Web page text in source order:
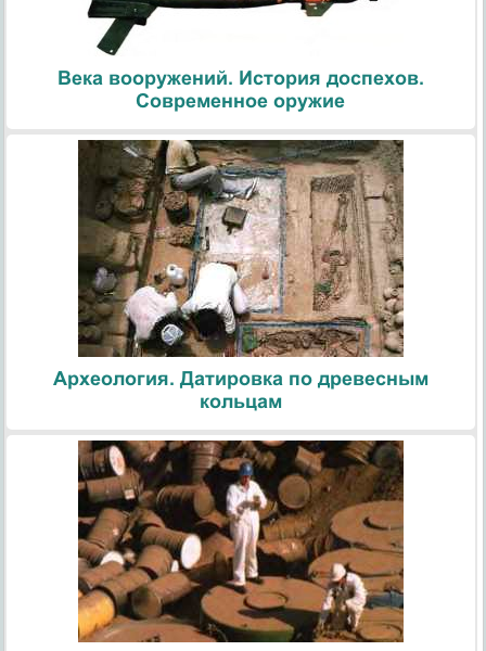
Века вооружений. История доспехов.
Современное оружие
Археология. Датировка по древесным
кольцам